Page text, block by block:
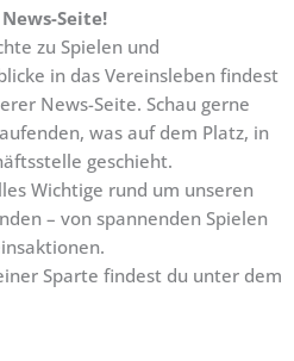
Seite!
zu Spielen und
in das Vereinsleben findest
News-Seite. Schau gerne
was auf dem Platz, in
geschieht.
Wichtige rund um unseren
– von spannenden Spielen
Sparte findest du unter dem